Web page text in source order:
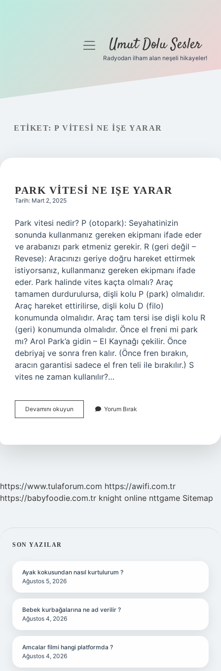
Gizlilik Politikası
menüyüUmut Dolu Sesler
Radyodan ilham alan neşeli hikayeler!
ETIKET: P VITESI NE IŞE YARAR
PARK VITESI NE IŞE YARAR
Tarih: Mart 2, 2025
Park vitesi nedir? P (otopark): Seyahatinizin
sonunda kullanmanız gereken ekipmanı ifade eder
ve arabanızı park etmeniz gerekir. R (geri değil –
Revese): Aracınızı geriye doğru hareket ettirmek
istiyorsanız, kullanmanız gereken ekipmanı ifade
eder. Park halinde vites kaçta olmalı? Araç
tamamen durdurulursa, dişli kolu P (park) olmalıdır.
Araç hareket ettirilirse, dişli kolu D (filo)
konumunda olmalıdır. Araç tam tersi ise dişli kolu R
(geri) konumunda olmalıdır. Önce el freni mi park
mı? Arol Park’a gidin – El Kaynağı çekilir. Önce
debriyaj ve sonra fren kalır. (Önce fren bırakın,
aracın garantisi sadece el fren teli ile bırakılır.) S
vites ne zaman kullanılır?…
Devamını okuyun
Vitesi
Yarar
Yorum Bırak
https://www.tulaforum.com https://awifi.com.tr
https://babyfoodie.com.tr knight online nttgame Sitemap
SIDEBAR
SON YAZILAR
Ayak kokusundan nasıl kurtulurum ?
Ağustos 5, 2026
Bebek kurbağalarına ne ad verilir ?
Ağustos 4, 2026
Amcalar filmi hangi platformda ?
Ağustos 4, 2026